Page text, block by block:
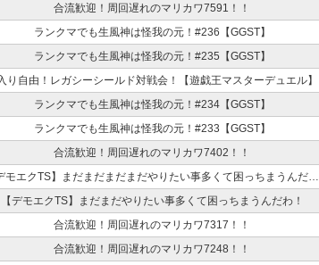
合流歓迎！周回遅れのマリカワ7591！！
ランクマでも生風神は怪我の元！#236【GGST】
ランクマでも生風神は怪我の元！#235【GGST】
り自由！レガシーシールド対戦会！【遊戯王マスターデュエル】
ランクマでも生風神は怪我の元！#234【GGST】
ランクマでも生風神は怪我の元！#233【GGST】
合流歓迎！周回遅れのマリカワ7402！！
【デモエクTS】まだまだまだまだやりたい事多くて困っちまうんだわ！
【デモエクTS】まだまだやりたい事多くて困っちまうんだわ！
合流歓迎！周回遅れのマリカワ7317！！
合流歓迎！周回遅れのマリカワ7248！！